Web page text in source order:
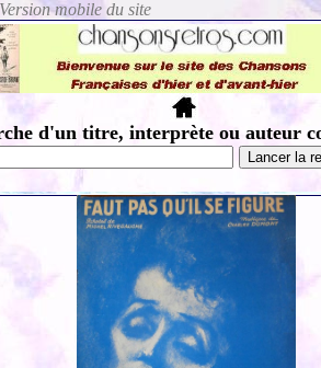
d'un titre, interprète ou auteur